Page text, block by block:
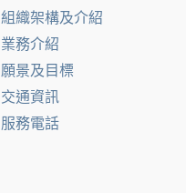
組織架構及介紹
業務介紹
願景及目標
交通資訊
服務電話